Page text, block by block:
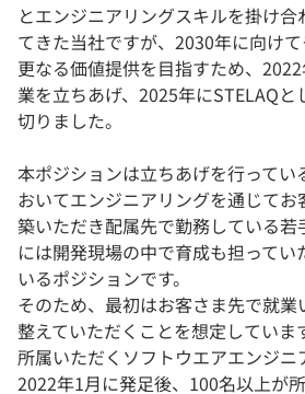
とエンジニアリングスキルを掛け
てきた当社ですが、2030年に向け
更なる価値提供を目指すため、
業を立ちあげ、2025年にSTELAQ
切りました。
本ポジションは立ちあげを行ってい
おいてエンジニアリングを通じて
築いただき配属先で勤務している
には開発現場の中で育成も担ってい
いるポジションです。
そのため、最初はお客さま先で就業
整えていただくことを想定していま
所属いただくソフトウエアエンジ
2022年1月に発足後、100名以上が